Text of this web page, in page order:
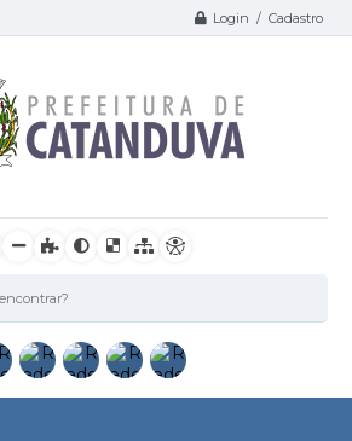
Login / Cadastro